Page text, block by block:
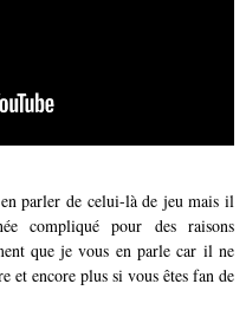
parler de celui-là de jeu mais il
compliqué pour des raisons
que je vous en parle car il ne
et encore plus si vous êtes fan de